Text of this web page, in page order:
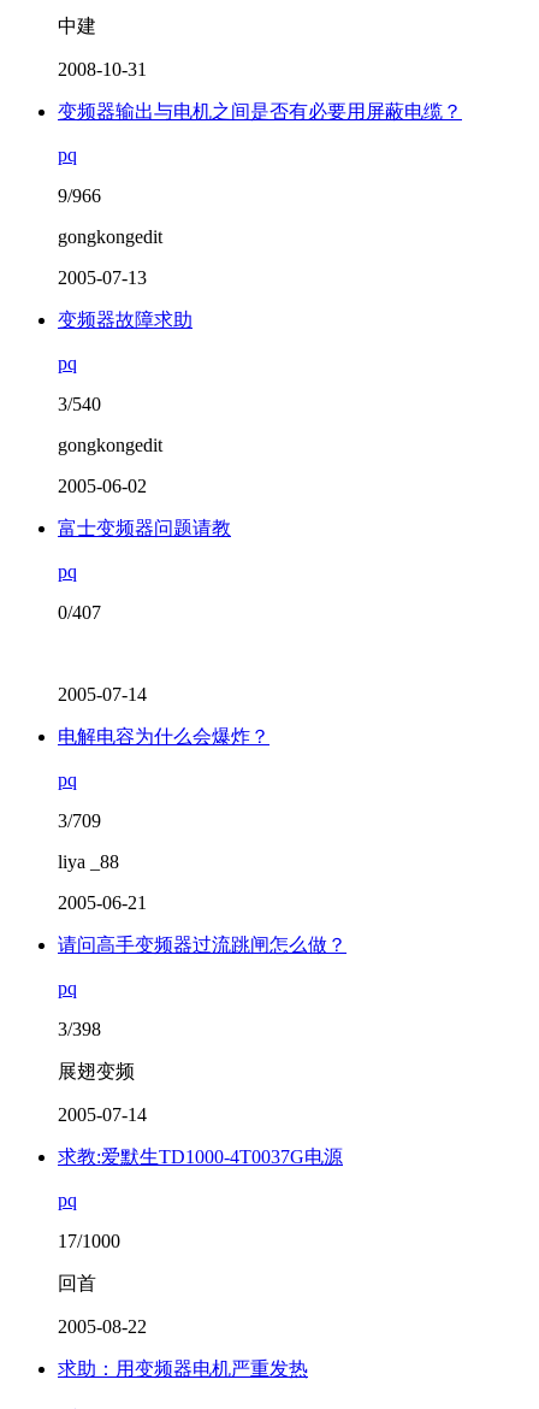
中建
2008-10-31
变频器输出与电机之间是否有必要用屏蔽电缆？
pq
9/966
gongkongedit
2005-07-13
变频器故障求助
pq
3/540
gongkongedit
2005-06-02
富士变频器问题请教
pq
0/407
2005-07-14
电解电容为什么会爆炸？
pq
3/709
liya _88
2005-06-21
请问高手变频器过流跳闸怎么做？
pq
3/398
展翅变频
2005-07-14
求教:爱默生TD1000-4T0037G电源
pq
17/1000
回首
2005-08-22
求助：用变频器电机严重发热